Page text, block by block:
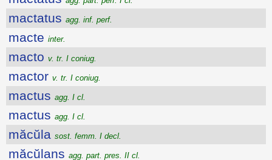
mactatus agg. inf. perf.
macte inter.
macto v. tr. I coniug.
mactor v. tr. I coniug.
mactus agg. I cl.
mactus agg. I cl.
măcŭla sost. femm. I decl.
măcŭlans agg. part. pres. II cl.